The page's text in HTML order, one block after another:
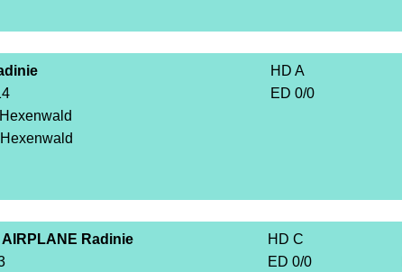
HD A
ED 0/0
Radinie
HD C
ED 0/0